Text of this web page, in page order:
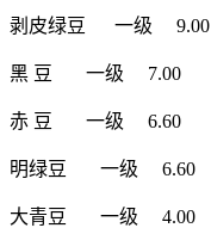
剥皮绿豆 一级 9.00
黑 豆 一级 7.00
赤 豆 一级 6.60
明绿豆 一级 6.60
大青豆 一级 4.00